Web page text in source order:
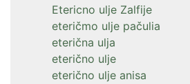
Etericno ulje Zalfije
eteričmo ulje pačulia
eterična ulja
eterično ulje
eterično ulje anisa